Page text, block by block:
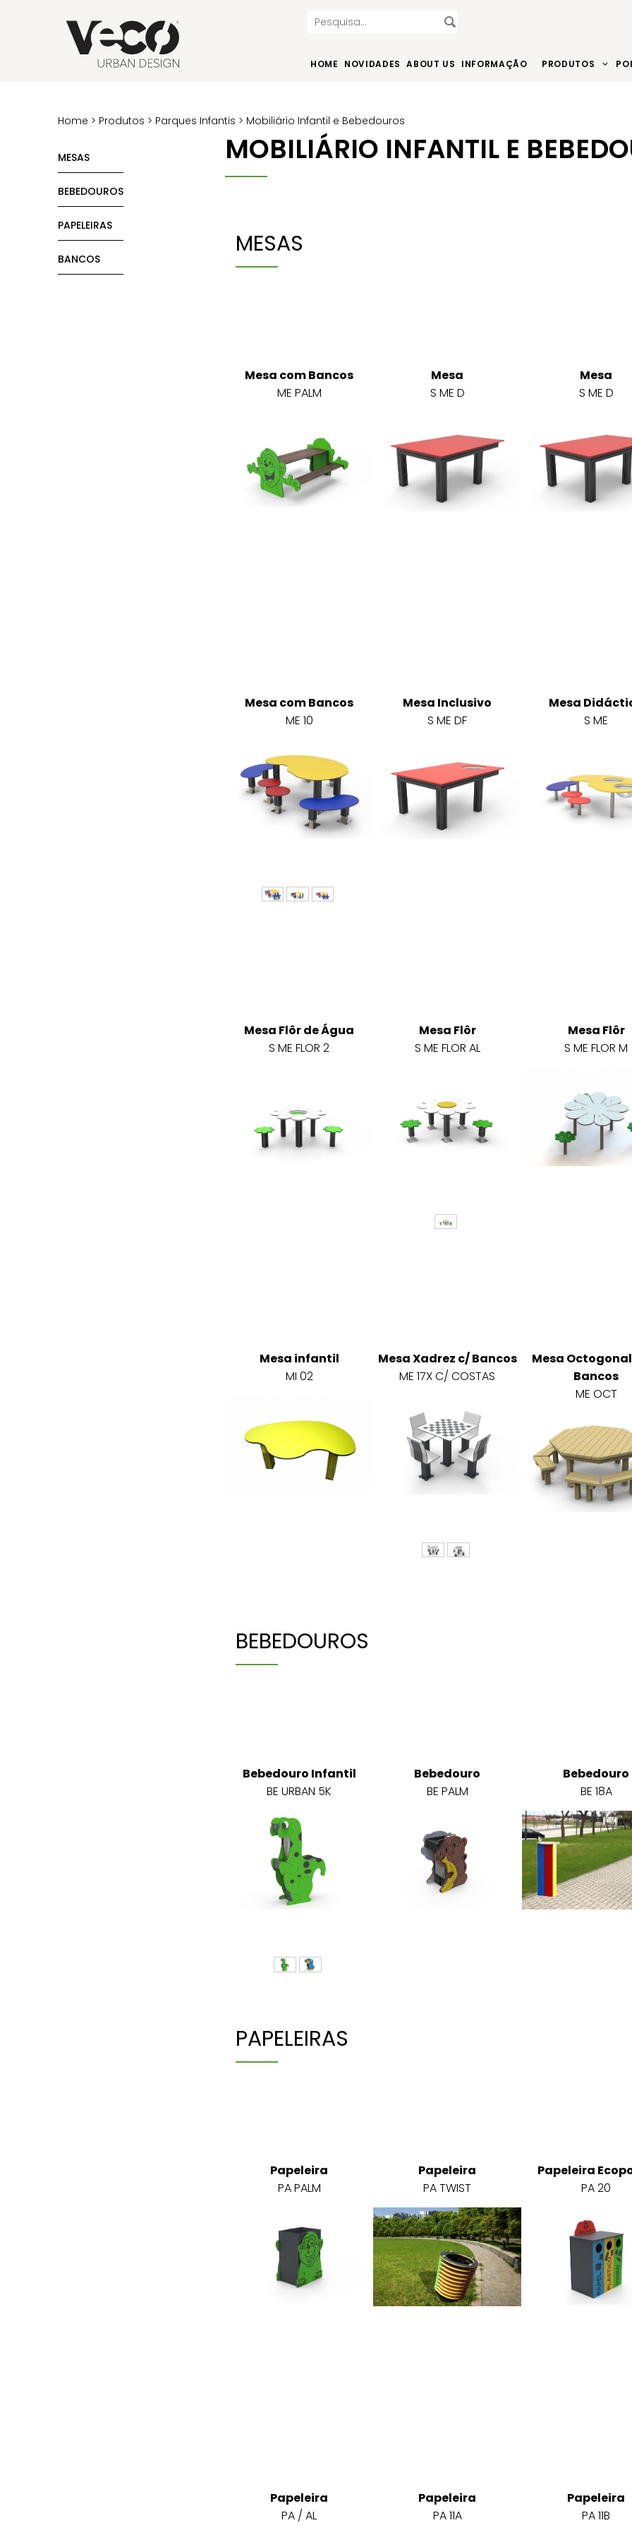
HOME NOVIDADES ABOUT US INFORMAÇÃO PRODUTOS
Home > Produtos > Parques Infantis > Mobiliário Infantil e Bebedouros
MESAS
BEBEDOUROS
PAPELEIRAS
BANCOS
MOBILIÁRIO INFANTIL E
MESAS
Mesa com Bancos
ME PALM
Mesa
S ME D
Mesa
S ME D
Mesa com Bancos
ME 10
Mesa Inclusivo
S ME DF
Mesa
S ME
Mesa Flôr de Água
S ME FLOR 2
Mesa Flôr
S ME FLOR AL
Mesa Flôr
S ME FLOR M
Mesa infantil
MI 02
Mesa Xadrez c/ Bancos
ME 17X C/ COSTAS
Mesa
Bancos
ME OCT
BEBEDOUROS
Bebedouro Infantil
BE URBAN 5K
Bebedouro
BE PALM
Bebedouro
BE 18A
PAPELEIRAS
Papeleira
PA PALM
Papeleira
PA TWIST
Papeleira
PA 20
Papeleira
PA / AL
Papeleira
PA 11A
Papeleira
PA 11B